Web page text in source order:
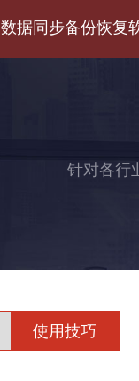
数据同步备份恢复
针对各行
使用技巧